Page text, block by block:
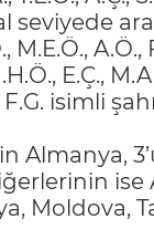
seviyede
M.E.Ö.,
E.Ç.,
F.G. isimli
Almanya,
Moldova,